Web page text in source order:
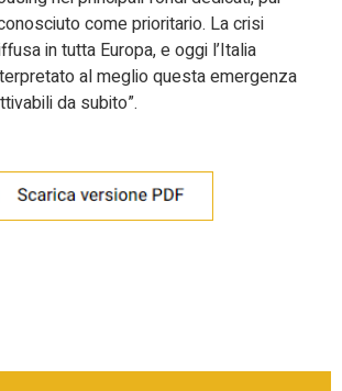
come prioritario. La crisi
in tutta Europa, e oggi l’Italia
al meglio questa emergenza
da subito”.